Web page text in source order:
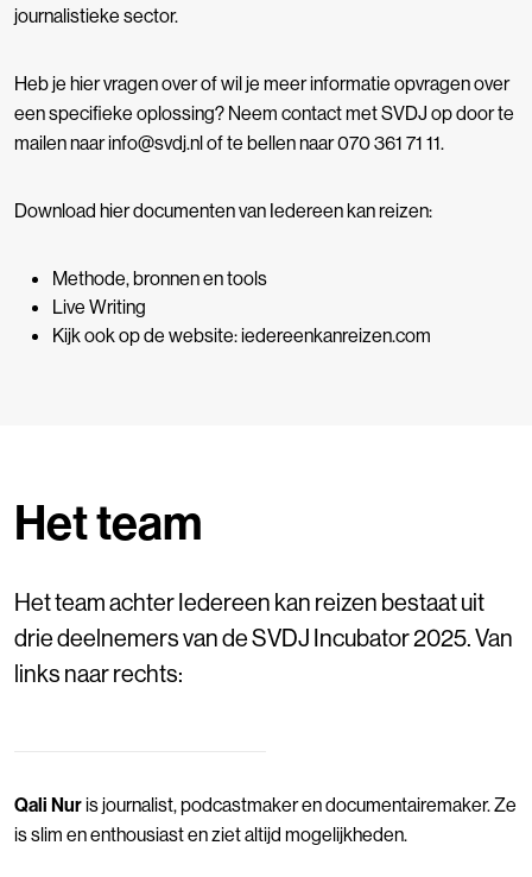
journalistieke sector.
Heb je hier vragen over of wil je meer informatie opvragen over
een specifieke oplossing? Neem contact met SVDJ op door te
mailen naar info@svdj.nl of te bellen naar 070 361 71 11.
Download hier documenten van Iedereen kan reizen:
Methode, bronnen en tools
Live Writing
Kijk ook op de website:iedereenkanreizen.com
Het team
Het team achter Iedereen kan reizen bestaat uit
drie deelnemers van de SVDJ Incubator 2025. Van
links naar rechts:
Qali Nuris journalist, podcastmaker en documentairemaker. Ze
is slim en enthousiast en ziet altijd mogelijkheden.